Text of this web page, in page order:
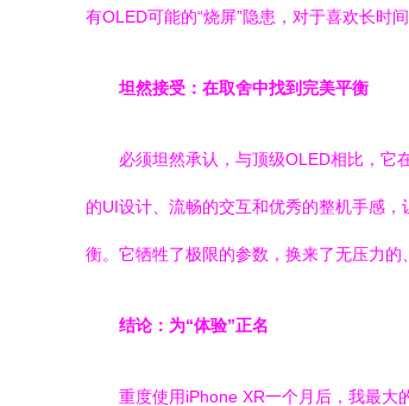
有OLED可能的“烧屏”隐患，对于喜欢长时
坦然接受：在取舍中找到完美平衡
必须坦然承认，与顶级OLED相比，它
的UI设计、流畅的交互和优秀的整机手感
衡。它牺牲了极限的参数，换来了无压力的
结论：为“体验”正名
重度使用iPhone XR一个月后，我最大